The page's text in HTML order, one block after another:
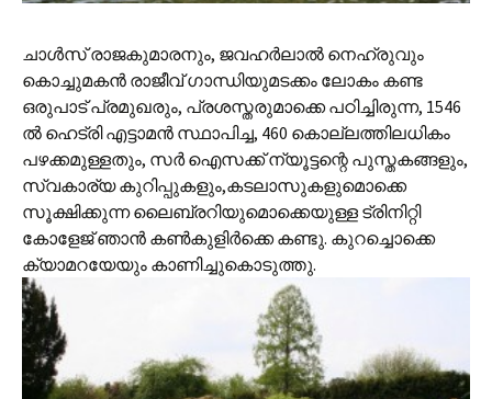
ചാള്‍സ് രാജകുമാരനും, ജവഹര്‍ലാല്‍ നെഹ്രുവും
കൊച്ചുമകന്‍ രാജീവ് ഗാന്ധിയുമടക്കം ലോകം കണ്ട
ഒരുപാട് പ്രമുഖരും, പ്രശസ്തരുമാക്കെ പഠിച്ചിരുന്ന, 1546
ല്‍ ഹെട്രി എട്ടാമന്‍ സ്ഥാപിച്ച, 460 കൊല്ലത്തിലധികം
പഴക്കമുള്ളതും, സര്‍ ഐസക്ക് ന്യൂട്ടന്റെ പുസ്തകങ്ങളും,
സ്വകാര്യ കുറിപ്പുകളും,കടലാസുകളുമൊക്കെ
സൂക്ഷിക്കുന്ന ലൈബ്രറിയുമൊക്കെയുള്ള ട്രിനിറ്റി
കോളേജ് ഞാന്‍ കണ്‍കുളിര്‍ക്കെ കണ്ടു. കുറച്ചൊക്കെ
ക്യാമറയേയും കാണിച്ചുകൊടുത്തു.